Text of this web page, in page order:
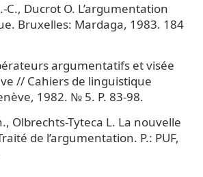
C., Ducrot O. L’argumentation
Bruxelles: Mardaga, 1983. 184
argumentatifs et visée
// Cahiers de linguistique
1982. № 5. P. 83-98.
Olbrechts-Tyteca L. La nouvelle
de l’argumentation. P.: PUF,